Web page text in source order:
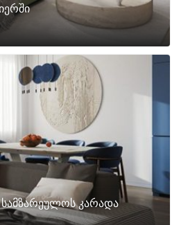
კარადა